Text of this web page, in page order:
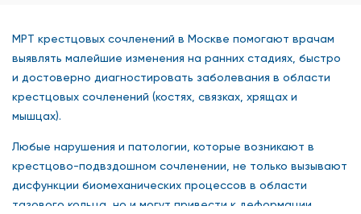
МРТ крестцовых сочленений в Москве помогают врачам
выявлять малейшие изменения на ранних стадиях, быстро
и достоверно диагностировать заболевания в области
крестцовых сочленений (костях, связках, хрящах и
мышцах).
Любые нарушения и патологии, которые возникают в
крестцово-подвздошном сочленении, не только вызывают
дисфункции биомеханических процессов в области
тазового кольца, но и могут привести к деформации